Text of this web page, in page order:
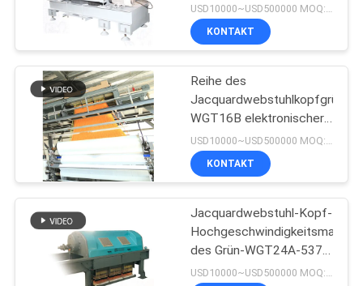
POLICY
USD10000~USD500000 MOQ:1set
KONTAKT
Reihe des
Jacquardwebstuhlkopfgrüns
WGT16B elektronischer
Jacquardwebstuhl-
Hochgeschwindigkeitskopf
KONTAKT
Jacquardwebstuhl-Kopf-
des Grün-WGT24A-5376
elektronische